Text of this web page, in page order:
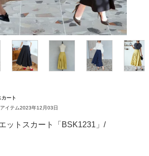
グ「BA1762」
カート
イテム2023年12月03日
ットスカート「BSK1231」/